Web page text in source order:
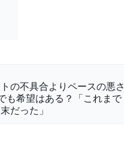
の不具合よりペースの悪さ
も希望はある？「これまで
だった」